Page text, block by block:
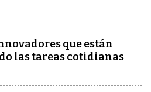
que están
las tareas cotidianas